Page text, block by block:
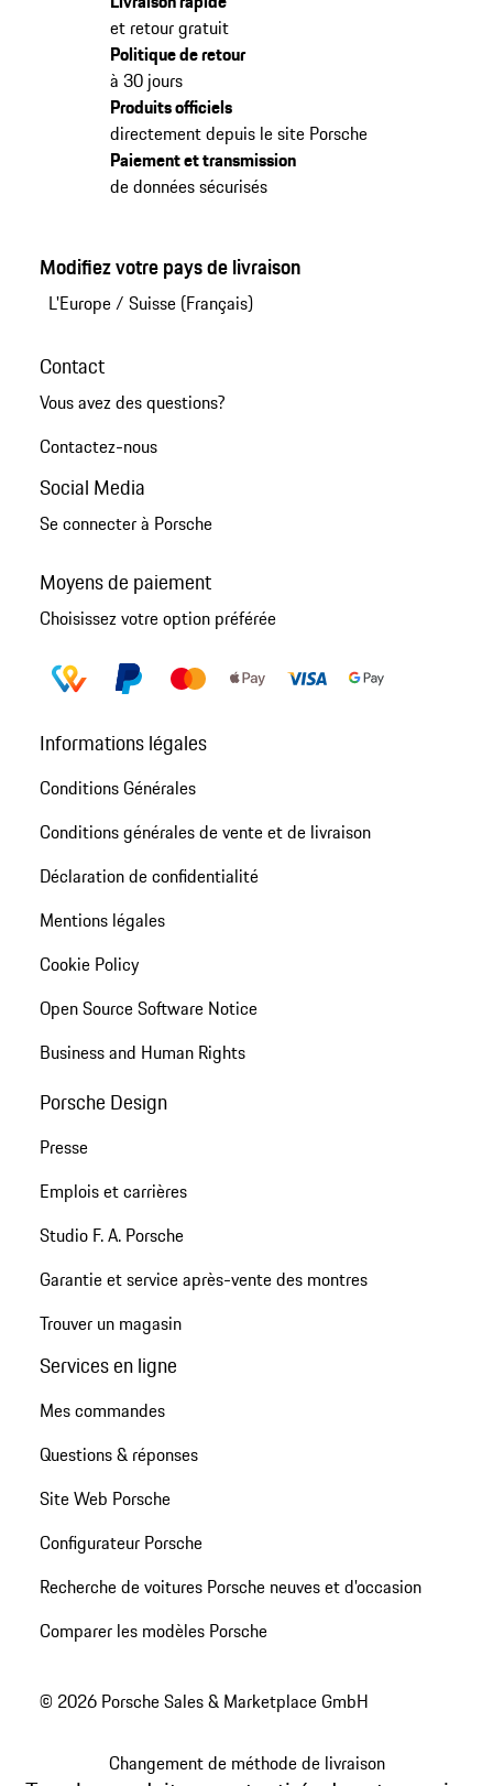
et retour gratuit
Politique de retour
à 30 jours
Produits officiels
directement depuis le site Porsche
Paiement et transmission
de données sécurisés
Modifiez votre pays de livraison
L'Europe/ Suisse (Français)
Contact
Vous avez des questions?
Contactez-nous
Social Media
Se connecter à Porsche
Moyens de paiement
Choisissez votre option préférée
Informations légales
Conditions Générales
Conditions générales de vente et de livraison
Déclaration de confidentialité
Mentions légales
Cookie Policy
Open Source Software Notice
Business and Human Rights
Porsche Design
Presse
Emplois et carrières
Studio F. A. Porsche
Garantie et service après-vente des montres
Trouver un magasin
Services en ligne
Mes commandes
Questions & réponses
Site Web Porsche
Configurateur Porsche
Recherche de voitures Porsche neuves et d'occasion
Comparer les modèles Porsche
© 2026 Porsche Sales & Marketplace GmbH
Changement de méthode de livraison